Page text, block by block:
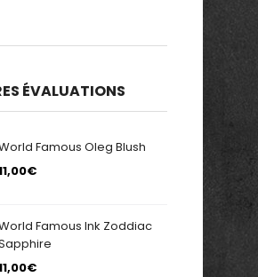
ÉVALUATIONS
Famous Oleg Blush
Famous Ink Zoddiac